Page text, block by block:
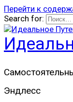
Перейти к
Search for:
Эндлесс